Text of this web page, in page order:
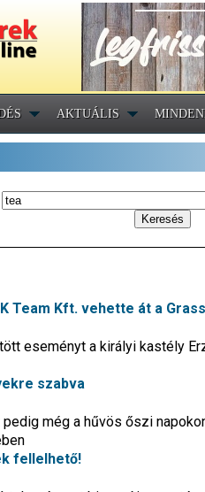
AKTUÁLIS
Team Kft. vehette át a
eseményt a királyi kastély
szabva
még a hűvös őszi
fellelhető!